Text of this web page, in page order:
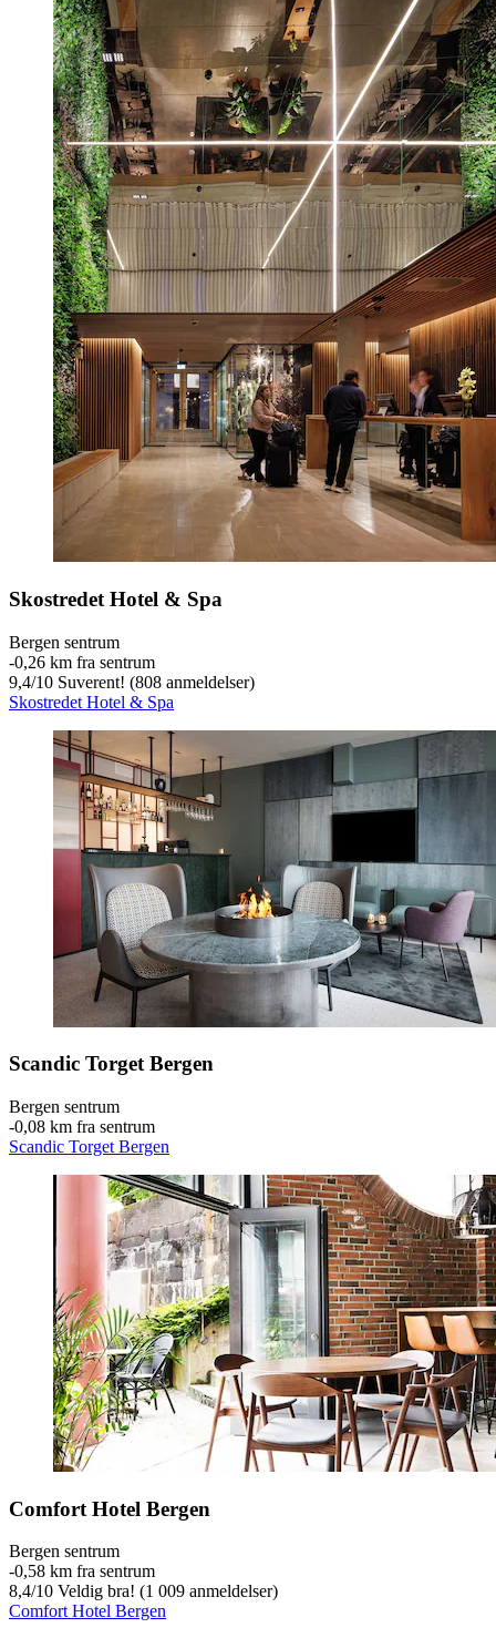
Skostredet Hotel & Spa
Bergen sentrum
‐0,26 km fra sentrum
9,4/10 Suverent! (808 anmeldelser)
Skostredet Hotel & Spa
Scandic Torget Bergen
Bergen sentrum
‐0,08 km fra sentrum
Scandic Torget Bergen
Comfort Hotel Bergen
Bergen sentrum
‐0,58 km fra sentrum
8,4/10 Veldig bra! (1 009 anmeldelser)
Comfort Hotel Bergen